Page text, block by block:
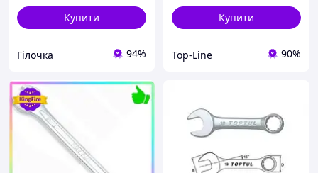
Купити
Гілочка 94%
Купити
Top-Line 90%